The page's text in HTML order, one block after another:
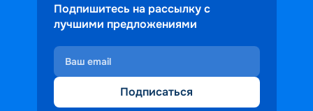
Подпишитесь на рассылку с
лучшими предложениями
Подписаться